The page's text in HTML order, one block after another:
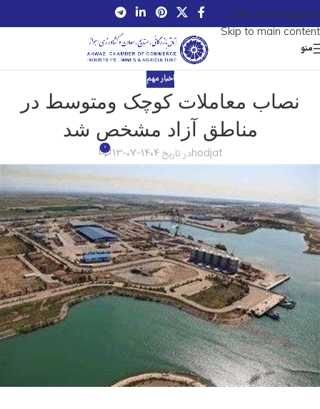
Skip to navigation
Skip to main content
منو
اخبار مهم
نصاب معاملات کوچک ومتوسط در
مناطق آزاد مشخص شد
hodjatدر تاریخ 1404-07-13 0